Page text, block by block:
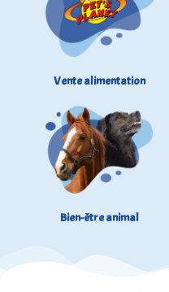
Vente alimentation
Bien-être animal